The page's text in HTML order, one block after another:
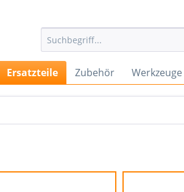
Ersatzteile Zubehör